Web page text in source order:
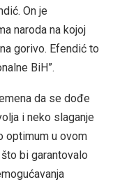
On je
naroda na kojoj
gorivo. Efendić to
BiH”.
da se dođe
i neko slaganje
optimum u ovom
bi garantovalo